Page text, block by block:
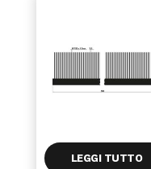
LEGGI TUTTO